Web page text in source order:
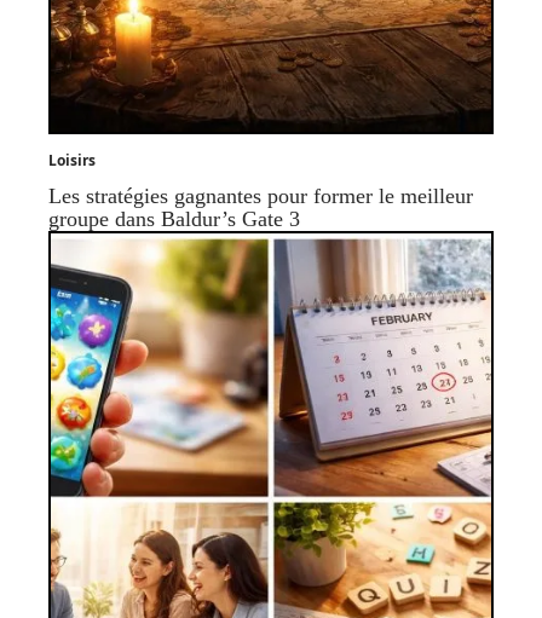
Loisirs
Les stratégies gagnantes pour former le meilleur
groupe dans Baldur’s Gate 3